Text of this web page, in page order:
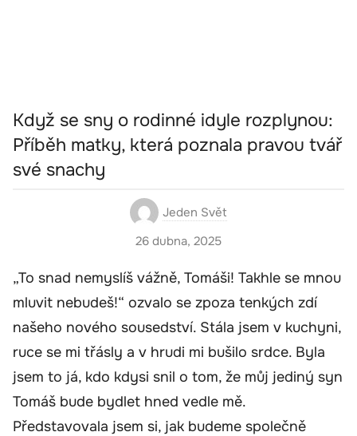
Když se sny o rodinné idyle rozplynou:
Příběh matky, která poznala pravou tvář
své snachy
Jeden Svět
26 dubna, 2025
„To snad nemyslíš vážně, Tomáši! Takhle se mnou
mluvit nebudeš!“ ozvalo se zpoza tenkých zdí
našeho nového sousedství. Stála jsem v kuchyni,
ruce se mi třásly a v hrudi mi bušilo srdce. Byla
jsem to já, kdo kdysi snil o tom, že můj jediný syn
Tomáš bude bydlet hned vedle mě.
Představovala jsem si, jak budeme společně